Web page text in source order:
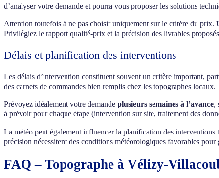
d’analyser votre demande et pourra vous proposer les solutions
Attention toutefois à ne pas choisir uniquement sur le critère du prix.
Privilégiez le rapport qualité-prix et la précision des livrables
Délais et planification des interventions
Les délais d’intervention constituent souvent un critère important,
des carnets de commandes bien remplis chez les topographes locaux.
Prévoyez idéalement votre demande plusieurs semaines à l’avance,
à prévoir pour chaque étape (intervention sur site, traitement des
La météo peut également influencer la planification des interventions
précision nécessitent des conditions météorologiques favorables pour
FAQ – Topographe à Vélizy-